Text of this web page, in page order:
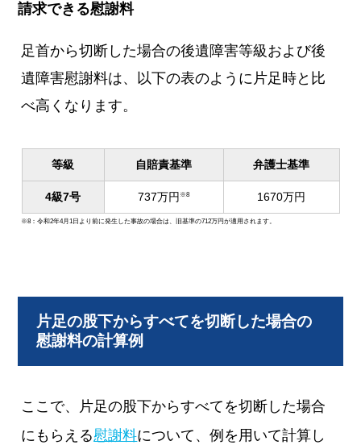
請求できる慰謝料
足首から切断した場合の後遺障害等級および後
遺障害慰謝料は、以下の表のように片足時と比
べ高くなります。
等級 自賠責基準 弁護士基準
4級7号 737万円 ※8 1670万円
※8：令和2年4月1日より前に発生した事故の場合は、旧基準の712万円が適用されます。
片足の股下からすべてを切断した場合の
慰謝料の計算例
ここで、片足の股下からすべてを切断した場合
にもらえる慰謝料について、例を用いて計算し